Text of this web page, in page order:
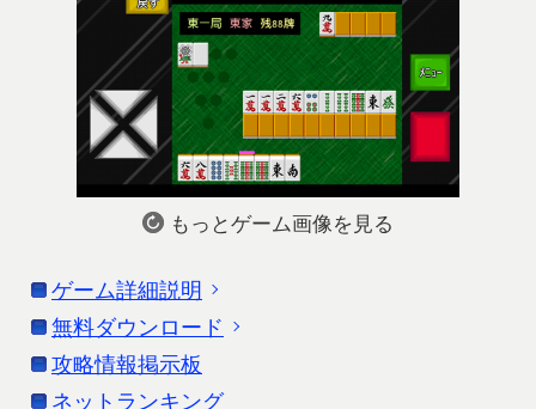
もっとゲーム画像を見る
ゲーム詳細説明
「麻雀ボウリング」の詳細説明です。更新情報は
ストアの情報を参考にしてください。
無料ダウンロード
お使いの端末に応じたダウンロードを行ってくだ
さい。
攻略情報掲示板
ネットランキング